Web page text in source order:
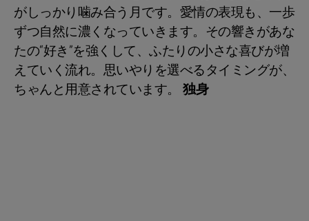
がしっかり噛み合う月です。愛情の表現も、一歩
ずつ自然に濃くなっていきます。その響きがあな
たの“好き”を強くして、ふたりの小さな喜びが増
えていく流れ。思いやりを選べるタイミングが、
ちゃんと用意されています。 独身